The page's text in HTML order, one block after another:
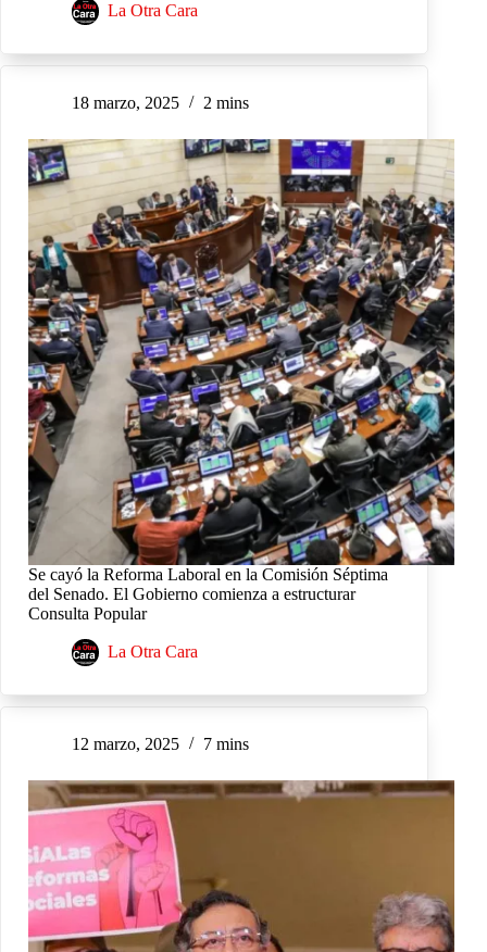
La Otra Cara
18 marzo, 2025 2 mins
Se cayó la Reforma Laboral en la Comisión Séptima
del Senado. El Gobierno comienza a estructurar
Consulta Popular
La Otra Cara
12 marzo, 2025 7 mins